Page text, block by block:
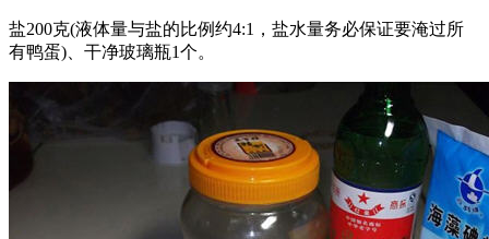
盐200克(液体量与盐的比例约4:1，盐水量务必保证要淹过所
有鸭蛋)、干净玻璃瓶1个。